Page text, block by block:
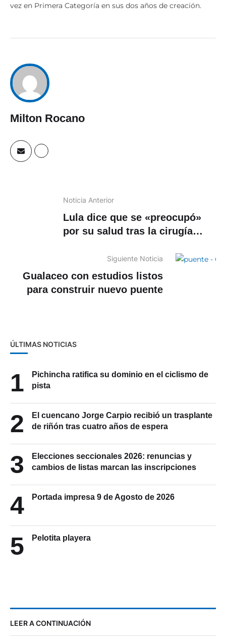
vez en Primera Categoría en sus dos años de creación.
Milton Rocano
Noticia Anterior
Lula dice que se «preocupó»
por su salud tras la cirugía
Siguiente Noticia
Gualaceo con estudios listos
para construir nuevo puente
ÚLTIMAS NOTICIAS
1
Pichincha ratifica su dominio en el ciclismo de
pista
2
El cuencano Jorge Carpio recibió un trasplante
de riñón tras cuatro años de espera
3
Elecciones seccionales 2026: renuncias y
cambios de listas marcan las inscripciones
4 Portada impresa 9 de Agosto de 2026
5 Pelotita playera
LEER A CONTINUACIÓN